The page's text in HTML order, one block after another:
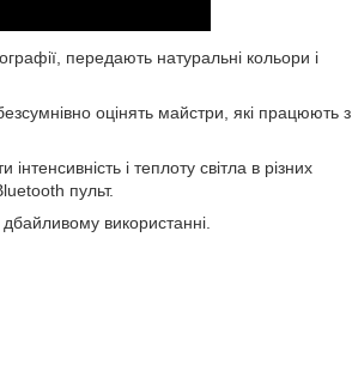
передають натуральні кольори і
оцінять майстри, які працюють з
і теплоту світла в різних
пульт.
використанні.